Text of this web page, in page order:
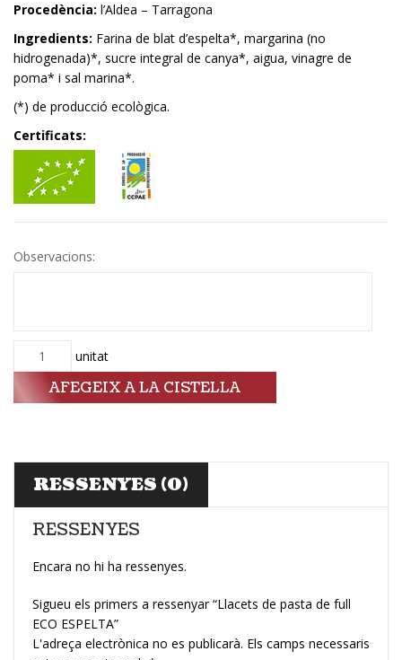
Procedència: l’Aldea – Tarragona
Ingredients: Farina de blat d’espelta*, margarina (no
hidrogenada)*, sucre integral de canya*, aigua, vinagre de
poma* i sal marina*.
(*) de producció ecològica.
Certificats:
Observacions:
Quantitat unitat
AFEGEIX A LA CISTELLA
RESSENYES (0)
RESSENYES
Encara no hi ha ressenyes.
Sigueu els primers a ressenyar “Llacets de pasta de full
ECO ESPELTA”
L'adreça electrònica no es publicarà. Els camps necessaris